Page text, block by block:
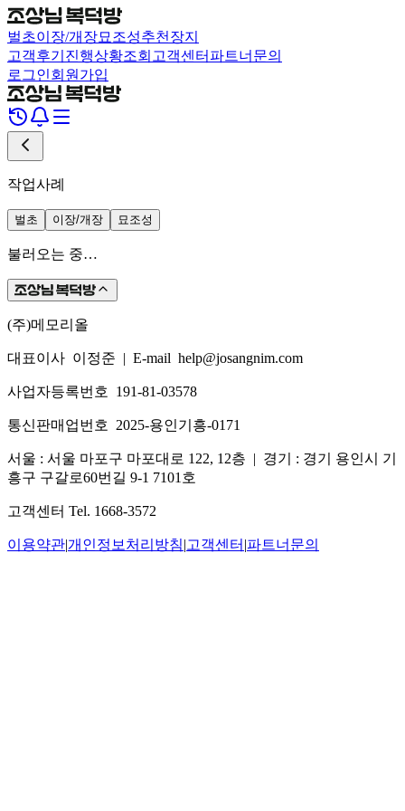
벌초이장/개장묘조성추천장지
고객후기 진행상황조회 고객센터 파트너문의
로그인회원가입
작업사례
벌초 이장/개장 묘조성
불러오는 중…
(주)메모리올
대표이사 이정준 | E-mail help@josangnim.com
사업자등록번호 191-81-03578
통신판매업번호 2025-용인기흥-0171
서울 : 서울 마포구 마포대로 122, 12층 | 경기 : 경기 용인시 기
흥구 구갈로60번길 9-1 7101호
고객센터 Tel. 1668-3572
이용약관|개인정보처리방침|고객센터 |파트너문의